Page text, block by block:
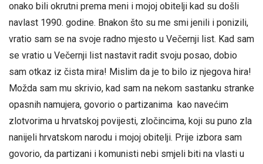
onako bili okrutni prema meni i mojoj obitelji kad su došli
navlast 1990. godine. Bnakon što su me smi jenili i ponizili,
vratio sam se na svoje radno mjesto u Večernji list. Kad sam
se vratio u Večernji list nastavit radit svoju posao, dobio
sam otkaz iz čista mira! Mislim da je to bilo iz njegova hira!
Možda sam mu skrivio, kad sam na nekom sastanku stranke
opasnih namujera, govorio o partizanima kao navećim
zlotvorima u hrvatskoj povijesti, zločincima, koji su puno zla
nanijeli hrvatskom narodu i mojoj obitelji. Prije izbora sam
govorio, da partizani i komunisti nebi smjeli biti na vlasti u